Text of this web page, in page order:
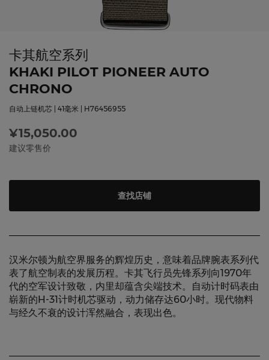
卡其航空系列
KHAKI PILOT PIONEER AUTO
CHRONO
自动上链机芯 | 41毫米 | H76456955
¥15,050.00
建议零售价
查找店铺
汉米尔顿为航空界服务的辉煌历史，意味着品牌腕表系列代
表了航空制表的发展历程。卡其飞行员先锋系列向1970年
代的空军设计致敬，内里却蕴含尖端技术。自动计时码表由
崭新的H-31计时机芯驱动，动力储存达60小时。现代物料
与经久不衰的设计浑然融合，表现出色。